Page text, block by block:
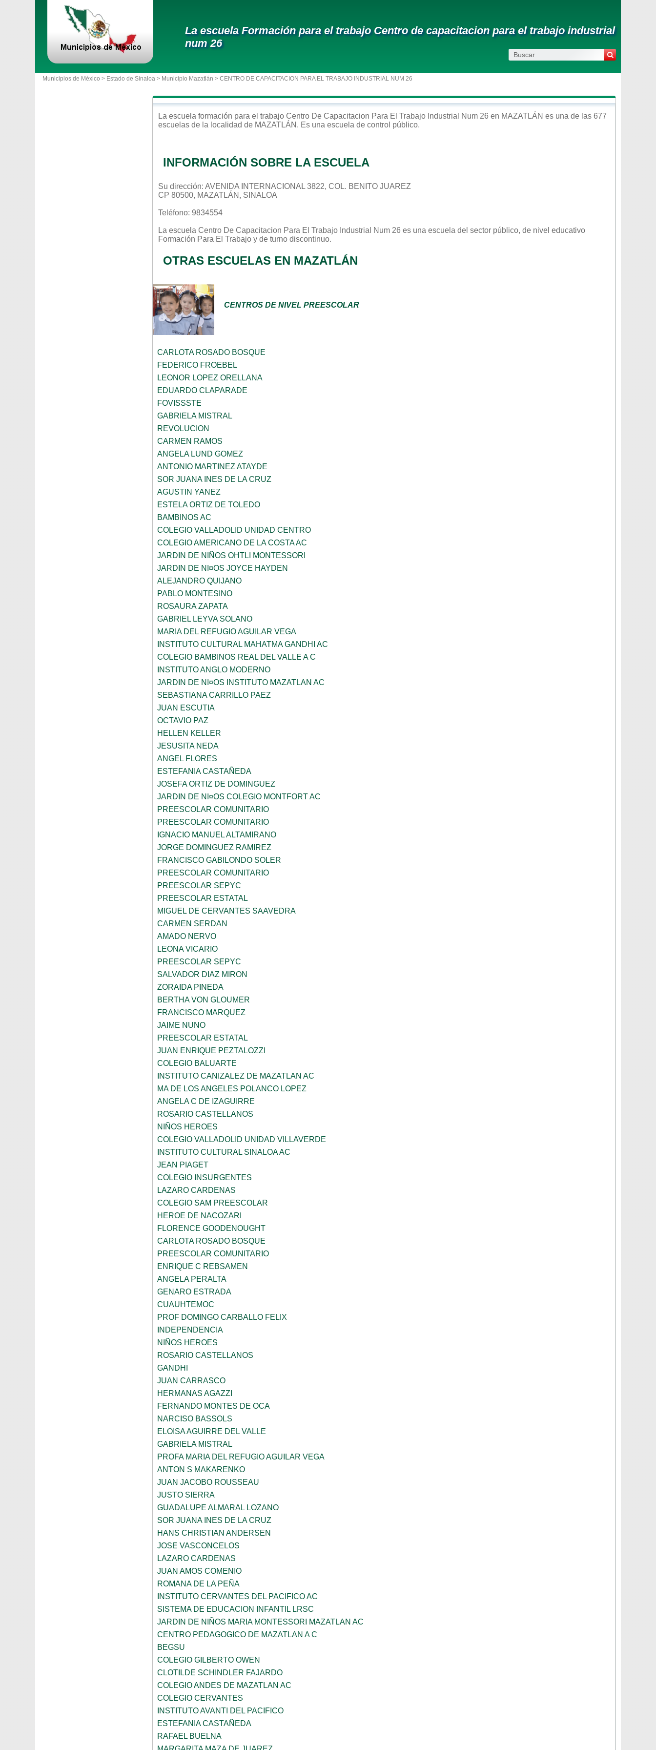
La escuela Formación para el trabajo Centro de capacitacion para el trabajo industrial
num 26
Municipios de México > Estado de Sinaloa > Municipio Mazatlán > CENTRO DE CAPACITACION PARA EL TRABAJO INDUSTRIAL NUM 26
La escuela formación para el trabajo Centro De Capacitacion Para El Trabajo Industrial Num 26 en MAZATLÁN es una de las 677
escuelas de la localidad de MAZATLÁN . Es una escuela de control público.
INFORMACIÓN SOBRE LA ESCUELA
Su dirección: AVENIDA INTERNACIONAL 3822, COL. BENITO JUAREZ
CP 80500, MAZATLÁN, SINALOA
Teléfono: 9834554
La escuela Centro De Capacitacion Para El Trabajo Industrial Num 26 es una escuela del sector público, de nivel educativo
Formación Para El Trabajo y de turno discontinuo.
OTRAS ESCUELAS EN MAZATLÁN
CENTROS DE NIVEL PREESCOLAR
CARLOTA ROSADO BOSQUE
FEDERICO FROEBEL
LEONOR LOPEZ ORELLANA
EDUARDO CLAPARADE
FOVISSSTE
GABRIELA MISTRAL
REVOLUCION
CARMEN RAMOS
ANGELA LUND GOMEZ
ANTONIO MARTINEZ ATAYDE
SOR JUANA INES DE LA CRUZ
AGUSTIN YANEZ
ESTELA ORTIZ DE TOLEDO
BAMBINOS AC
COLEGIO VALLADOLID UNIDAD CENTRO
COLEGIO AMERICANO DE LA COSTA AC
JARDIN DE NIÑOS OHTLI MONTESSORI
JARDIN DE NI¤OS JOYCE HAYDEN
ALEJANDRO QUIJANO
PABLO MONTESINO
ROSAURA ZAPATA
GABRIEL LEYVA SOLANO
MARIA DEL REFUGIO AGUILAR VEGA
INSTITUTO CULTURAL MAHATMA GANDHI AC
COLEGIO BAMBINOS REAL DEL VALLE A C
INSTITUTO ANGLO MODERNO
JARDIN DE NI¤OS INSTITUTO MAZATLAN AC
SEBASTIANA CARRILLO PAEZ
JUAN ESCUTIA
OCTAVIO PAZ
HELLEN KELLER
JESUSITA NEDA
ANGEL FLORES
ESTEFANIA CASTAÑEDA
JOSEFA ORTIZ DE DOMINGUEZ
JARDIN DE NI¤OS COLEGIO MONTFORT AC
PREESCOLAR COMUNITARIO
PREESCOLAR COMUNITARIO
IGNACIO MANUEL ALTAMIRANO
JORGE DOMINGUEZ RAMIREZ
FRANCISCO GABILONDO SOLER
PREESCOLAR COMUNITARIO
PREESCOLAR SEPYC
PREESCOLAR ESTATAL
MIGUEL DE CERVANTES SAAVEDRA
CARMEN SERDAN
AMADO NERVO
LEONA VICARIO
PREESCOLAR SEPYC
SALVADOR DIAZ MIRON
ZORAIDA PINEDA
BERTHA VON GLOUMER
FRANCISCO MARQUEZ
JAIME NUNO
PREESCOLAR ESTATAL
JUAN ENRIQUE PEZTALOZZI
COLEGIO BALUARTE
INSTITUTO CANIZALEZ DE MAZATLAN AC
MA DE LOS ANGELES POLANCO LOPEZ
ANGELA C DE IZAGUIRRE
ROSARIO CASTELLANOS
NIÑOS HEROES
COLEGIO VALLADOLID UNIDAD VILLAVERDE
INSTITUTO CULTURAL SINALOA AC
JEAN PIAGET
COLEGIO INSURGENTES
LAZARO CARDENAS
COLEGIO SAM PREESCOLAR
HEROE DE NACOZARI
FLORENCE GOODENOUGHT
CARLOTA ROSADO BOSQUE
PREESCOLAR COMUNITARIO
ENRIQUE C REBSAMEN
ANGELA PERALTA
GENARO ESTRADA
CUAUHTEMOC
PROF DOMINGO CARBALLO FELIX
INDEPENDENCIA
NIÑOS HEROES
ROSARIO CASTELLANOS
GANDHI
JUAN CARRASCO
HERMANAS AGAZZI
FERNANDO MONTES DE OCA
NARCISO BASSOLS
ELOISA AGUIRRE DEL VALLE
GABRIELA MISTRAL
PROFA MARIA DEL REFUGIO AGUILAR VEGA
ANTON S MAKARENKO
JUAN JACOBO ROUSSEAU
JUSTO SIERRA
GUADALUPE ALMARAL LOZANO
SOR JUANA INES DE LA CRUZ
HANS CHRISTIAN ANDERSEN
JOSE VASCONCELOS
LAZARO CARDENAS
JUAN AMOS COMENIO
ROMANA DE LA PEÑA
INSTITUTO CERVANTES DEL PACIFICO AC
SISTEMA DE EDUCACION INFANTIL LRSC
JARDIN DE NIÑOS MARIA MONTESSORI MAZATLAN AC
CENTRO PEDAGOGICO DE MAZATLAN A C
BEGSU
COLEGIO GILBERTO OWEN
CLOTILDE SCHINDLER FAJARDO
COLEGIO ANDES DE MAZATLAN AC
COLEGIO CERVANTES
INSTITUTO AVANTI DEL PACIFICO
ESTEFANIA CASTAÑEDA
RAFAEL BUELNA